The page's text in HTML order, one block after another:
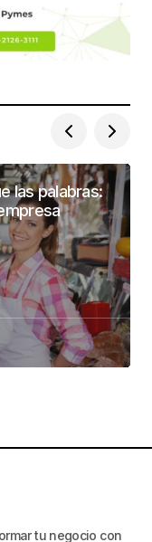
las palabras:
tu negocio con